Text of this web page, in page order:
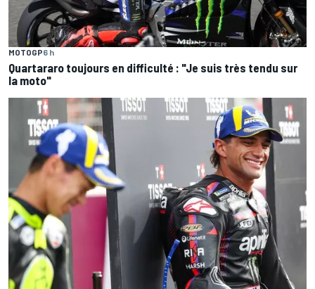
MOTOGP6 h
Quartararo toujours en difficulté : "Je suis très tendu sur
la moto"